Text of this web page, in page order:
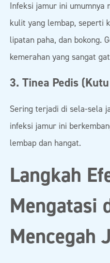
Infeksi jamur ini umumnya
kulit yang lembap, seperti
lipatan paha, dan bokong.
kemerahan yang sangat
3. Tinea Pedis
Sering terjadi di sela-sela
infeksi jamur ini
lembap dan hangat.
Langkah
Mengatasi
Mencegah